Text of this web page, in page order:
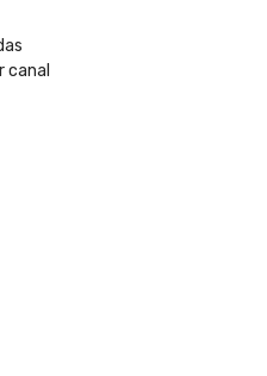
canal